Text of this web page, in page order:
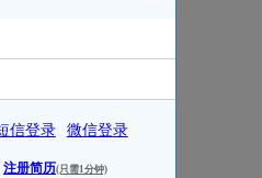
译
信登录 微信登录
注册简历(只需1分钟)